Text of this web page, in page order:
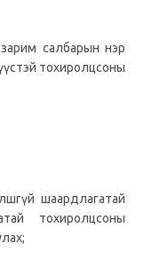
салбарын нэр
тохиролцсоны
шаардлагатай
тохиролцсоны